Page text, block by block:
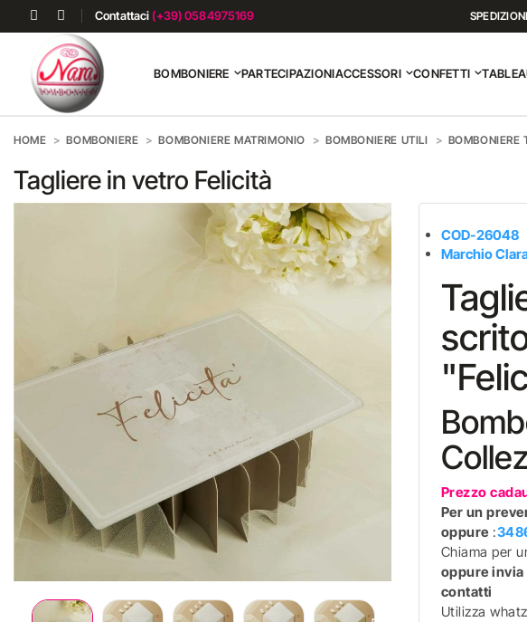
Contattaci (+39) 0584975169
BOMBONIERE PARTECIPAZIONIACCESSORI CONFETTI
HOME BOMBONIERE BOMBONIERE MATRIMONIO BOMBONIERE UTILI BOMBONIERE
Tagliere in vetro Felicità
COD-26048
Marchio
Prezzo
Per un
oppure :
Chiama per
oppure
contatti
Utilizza